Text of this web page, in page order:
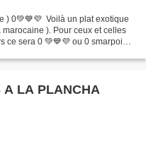
plat exotique
). Pour ceux et celles
ce sera 0 💚💙💜 ou 0 smarpoints
A LA PLANCHA